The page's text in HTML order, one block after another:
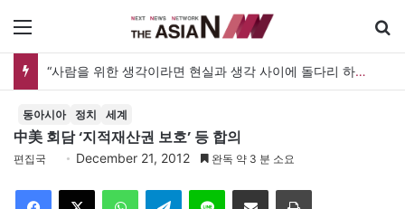
“사람을 위한 생각이라면 현실과 생각 사이에 돌다리 하나는 놓아야 하지 않을까”
동아시아 정치 세계
中美 회담 ‘지적재산권 보호’ 등 합의
편집국 December 21, 2012 완독 약 3 분 소요
Telegram 이메일